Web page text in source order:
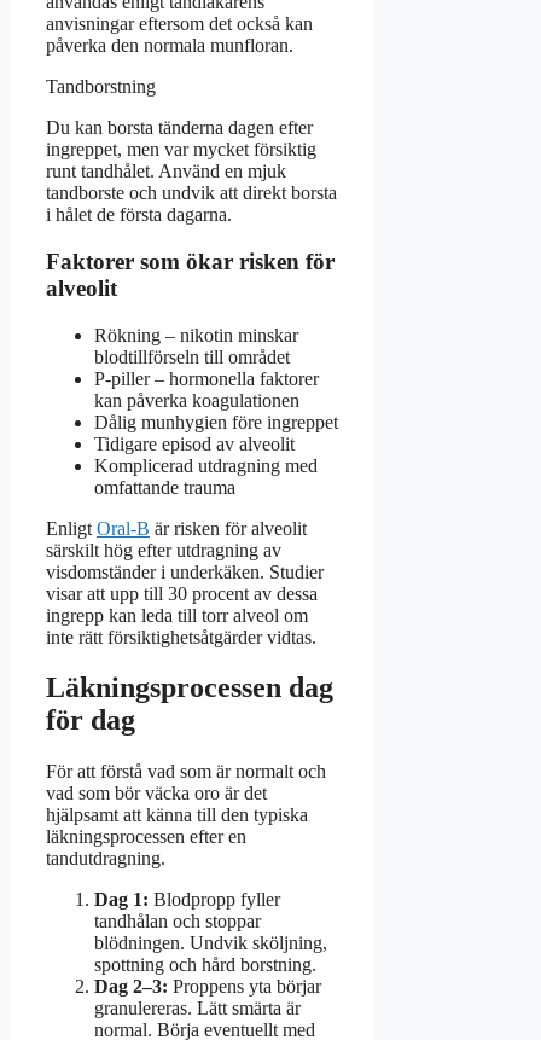
anvisningar eftersom det också kan
påverka den normala munfloran.
Tandborstning
Du kan borsta tänderna dagen efter
ingreppet, men var mycket försiktig
runt tandhålet. Använd en mjuk
tandborste och undvik att direkt borsta
i hålet de första dagarna.
Faktorer som ökar risken för
alveolit
Rökning – nikotin minskar
blodtillförseln till området
P-piller – hormonella faktorer
kan påverka koagulationen
Dålig munhygien före ingreppet
Tidigare episod av alveolit
Komplicerad utdragning med
omfattande trauma
Enligt Oral-B är risken för alveolit
särskilt hög efter utdragning av
visdomständer i underkäken. Studier
visar att upp till 30 procent av dessa
ingrepp kan leda till torr alveol om
inte rätt försiktighetsåtgärder vidtas.
Läkningsprocessen dag
för dag
För att förstå vad som är normalt och
vad som bör väcka oro är det
hjälpsamt att känna till den typiska
läkningsprocessen efter en
tandutdragning.
Dag 1: Blodpropp fyller
tandhålan och stoppar
blödningen. Undvik sköljning,
spottning och hård borstning.
Dag 2–3: Proppens yta börjar
granulereras. Lätt smärta är
normal. Börja eventuellt med